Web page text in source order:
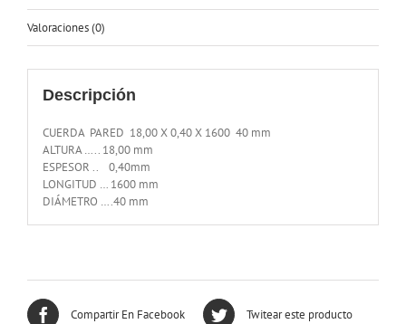
Valoraciones (0)
Descripción
CUERDA PARED 18,00 X 0,40 X 1600 40 mm
ALTURA ….. 18,00 mm
ESPESOR .. 0,40mm
LONGITUD … 1600 mm
DIÁMETRO ….40 mm
Compartir En Facebook Twitear este producto